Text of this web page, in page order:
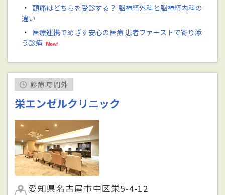
・ 頭痛はどちらを受診する？ 脳神経外科と脳神経内科の
違い
・ 医療連携でめざす安心の医療 患者ファーストで寄り添
う診療
診療時間外
栄エンゼルクリニック
愛知県名古屋市中区栄5-4-12